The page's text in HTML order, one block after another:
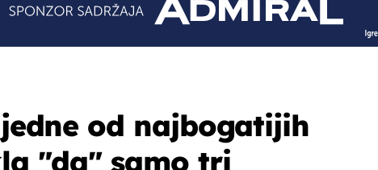
od najbogatijih
"da" samo tri